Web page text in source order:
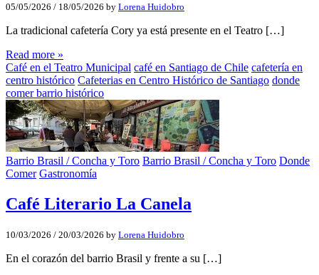
05/05/2026 / 18/05/2026 by Lorena Huidobro
La tradicional cafetería Cory ya está presente en el Teatro […]
Read more »
Café en el Teatro Municipal café en Santiago de Chile cafetería en
centro histórico Cafeterias en Centro Histórico de Santiago donde
comer barrio histórico
Barrio Brasil / Concha y Toro Barrio Brasil / Concha y Toro Donde
Comer Gastronomía
Café Literario La Canela
10/03/2026 / 20/03/2026 by Lorena Huidobro
En el corazón del barrio Brasil y frente a su […]